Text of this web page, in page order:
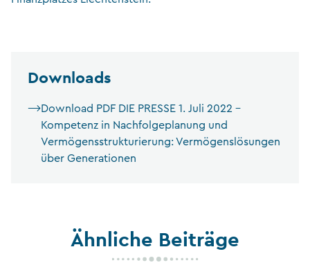
Downloads
Download PDF DIE PRESSE 1. Juli 2022 –
Kompetenz in Nachfolgeplanung und
Vermögensstrukturierung: Vermögenslösungen
über Generationen
Ähnliche Beiträge